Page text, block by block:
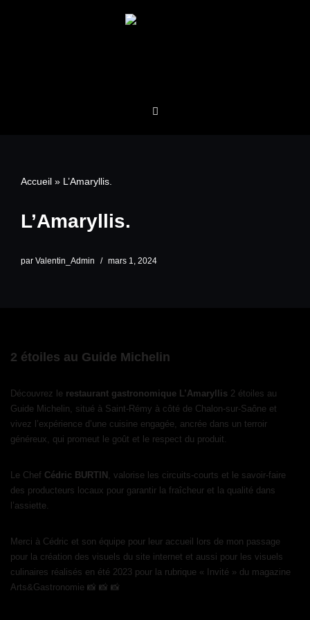
Accueil » L’Amaryllis.
L’Amaryllis.
par Valentin_Admin mars 1, 2024
2 étoiles au Guide Michelin
Découvrez le restaurant gastronomique L’Amaryllis 2 étoiles au
Guide Michelin, situé à Saint-Rémy à côté de Chalon-sur-Saône et
vivez l’expérience d’une cuisine engagée, ancrée dans un terroir
généreux, qui promeut le goût et le respect du produit.
Le Chef Cédric BURTIN , valorise les circuits-courts et le savoir-faire
des producteurs locaux pour garantir la fraîcheur et la qualité dans
l’assiette.
Merci à Cédric et son équipe pour leur accueil lors de mon passage
pour la création des visuels du site internet et aussi pour les visuels
culinaires réalisés en été 2023 pour la rubrique « Invité » du magazine
Arts&Gastronomie 📸 📸 📸